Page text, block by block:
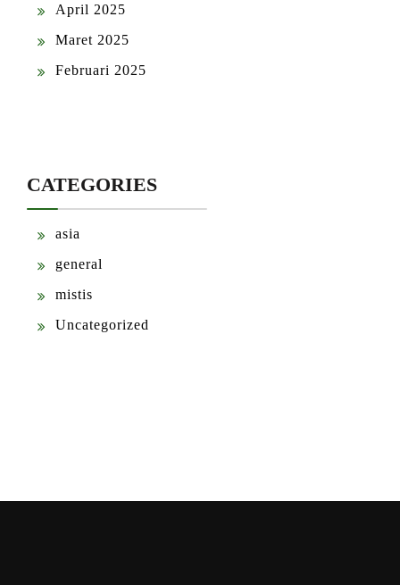
April 2025
Maret 2025
Februari 2025
CATEGORIES
asia
general
mistis
Uncategorized